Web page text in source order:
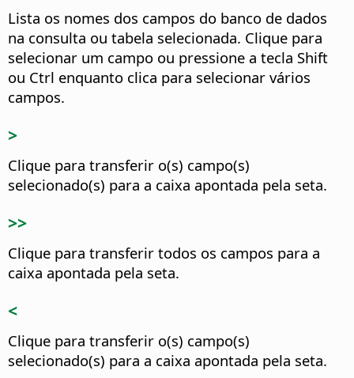
Lista os nomes dos campos do banco de dados
na consulta ou tabela selecionada. Clique para
selecionar um campo ou pressione a tecla Shift
ou Ctrl enquanto clica para selecionar vários
campos.
>
Clique para transferir o(s) campo(s)
selecionado(s) para a caixa apontada pela seta.
>>
Clique para transferir todos os campos para a
caixa apontada pela seta.
<
Clique para transferir o(s) campo(s)
selecionado(s) para a caixa apontada pela seta.